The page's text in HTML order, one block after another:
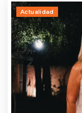
Actualidad